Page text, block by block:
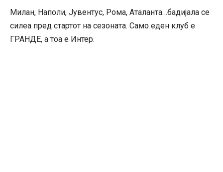
Милан, Наполи, Јувентус, Рома, Аталанта…бадијала се
силеа пред стартот на сезоната. Само еден клуб е
ГРАНДЕ, а тоа е Интер.